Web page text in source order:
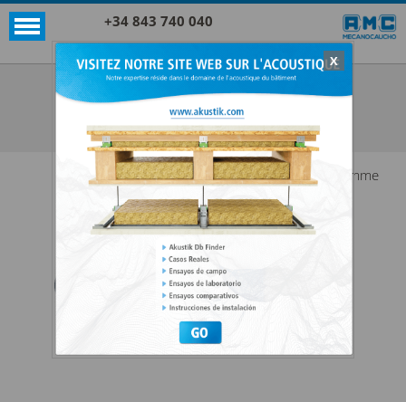
+34 843 740 040
X
Akustik
AKUSTIK ACCESSOIRES
VOIR TOUTES AKUSTIK
Gamme